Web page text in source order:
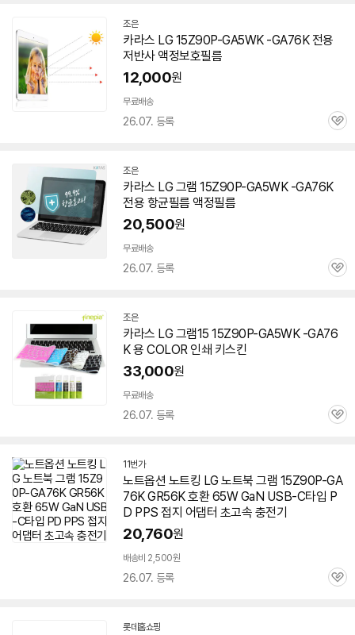
조은네
이
버
이
카라스 LG 15Z90P-GA5WK -GA76K 전용
저반사 액정보호필름
12,000원
무료배송
26.07. 등록
관
조은네
이
버
이
카라스 LG 그램 15Z90P-GA5WK -GA76K
전용 항균필름 액정필름
20,500원
무료배송
26.07. 등록
관
조은네
이
버
이
카라스 LG 그램15 15Z90P-GA5WK -GA76
K 용 COLOR 인쇄 키스킨
33,000원
무료배송
26.07. 등록
관
11번가
노트옵션 노트킹 LG 노트북 그램 15Z90P-GA
76K GR56K 호환 65W GaN USB-C타입 P
D PPS 접지 어댑터 초고속 충전기
20,760원
배송비 2,500원
26.07. 등록
관
롯데홈쇼핑